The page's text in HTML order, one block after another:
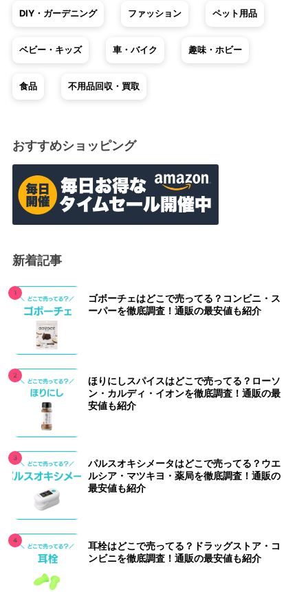
DIY・ガーデニング ファッション ペット用品
ベビー・キッズ 車・バイク 趣味・ホビー
食品 不用品回収・買取
おすすめショッピング
新着記事
ゴボーチェはどこで売ってる？コンビニ・ス
ーパーを徹底調査！通販の最安値も紹介
ほりにしスパイスはどこで売ってる？ローソ
ン・カルディ・イオンを徹底調査！通販の最
安値も紹介
パルスオキシメータはどこで売ってる？ウエ
ルシア・マツキヨ・薬局を徹底調査！通販の
最安値も紹介
耳栓はどこで売ってる？ドラッグストア・コ
ンビニを徹底調査！通販の最安値も紹介